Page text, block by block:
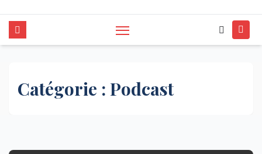
Catégorie : Podcast